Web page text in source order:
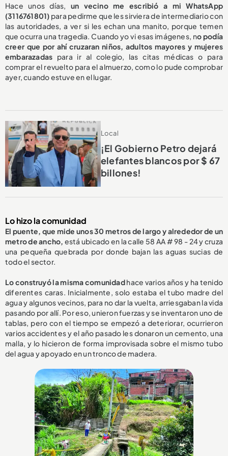
Hace unos días, un vecino me escribió a mi WhatsApp
(3116761801) para pedirme que les sirviera de intermediario con
las autoridades, a ver si les echan una manito, porque temen
que ocurra una tragedia. Cuando yo vi esas imágenes, no podía
creer que por ahí cruzaran niños, adultos mayores y mujeres
embarazadas para ir al colegio, las citas médicas o para
comprar el revuelto para el almuerzo, como lo pude comprobar
ayer, cuando estuve en el lugar.
Local
¡El Gobierno Petro dejará
elefantes blancos por $ 67
billones!
Lo hizo la comunidad
El puente, que mide unos 30 metros de largo y alrededor de un
metro de ancho, está ubicado en la calle 58 AA # 98 - 24 y cruza
una pequeña quebrada por donde bajan las aguas sucias de
todo el sector.
Lo construyó la misma comunidadhace varios años y ha tenido
diferentes caras. Inicialmente, solo estaba el tubo madre del
agua y algunos vecinos, para no dar la vuelta, arriesgaban la vida
pasando por allí. Por eso, unieron fuerzas y se inventaron uno de
tablas, pero con el tiempo se empezó a deteriorar, ocurrieron
varios accidentes y el año pasado les donaron un cemento, una
malla, y lo hicieron de forma improvisada sobre el mismo tubo
del agua y apoyado en un tronco de madera.